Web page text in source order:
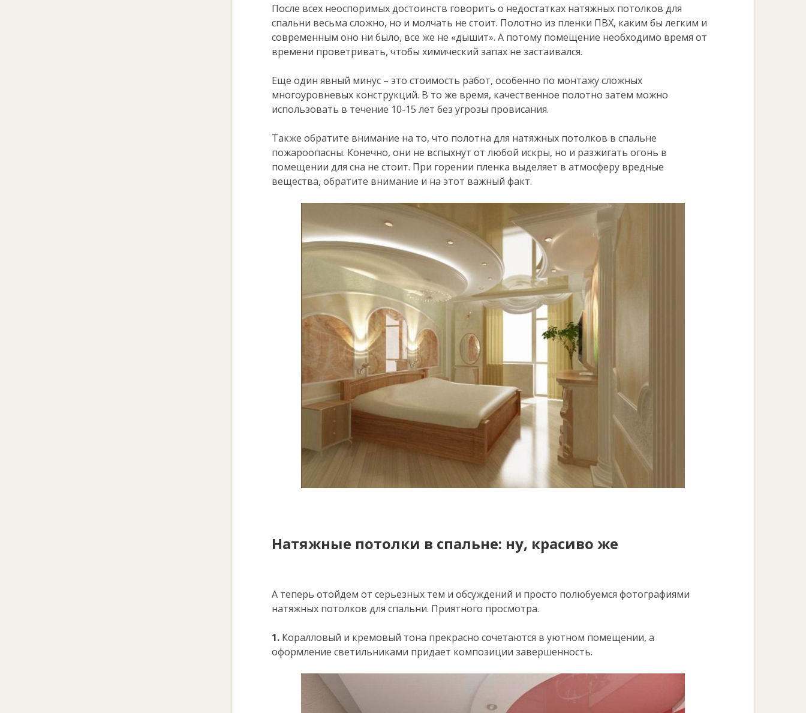
После всех неоспоримых достоинств говорить о недостатках натяжных потолков для
спальни весьма сложно, но и молчать не стоит. Полотно из пленки ПВХ, каким бы легким и
современным оно ни было, все же не «дышит». А потому помещение необходимо время от
времени проветривать, чтобы химический запах не застаивался.
Еще один явный минус – это стоимость работ, особенно по монтажу сложных
многоуровневых конструкций. В то же время, качественное полотно затем можно
использовать в течение 10-15 лет без угрозы провисания.
Также обратите внимание на то, что полотна для натяжных потолков в спальне
пожароопасны. Конечно, они не вспыхнут от любой искры, но и разжигать огонь в
помещении для сна не стоит. При горении пленка выделяет в атмосферу вредные
вещества, обратите внимание и на этот важный факт.
Натяжные потолки в спальне: ну, красиво же
А теперь отойдем от серьезных тем и обсуждений и просто полюбуемся фотографиями
натяжных потолков для спальни. Приятного просмотра.
1. Коралловый и кремовый тона прекрасно сочетаются в уютном помещении, а
оформление светильниками придает композиции завершенность.